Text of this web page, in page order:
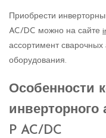
Приобрести
AC/DC можно на сайте
ассортимент
оборудования.
Особенности
инверторного
P AC/DC